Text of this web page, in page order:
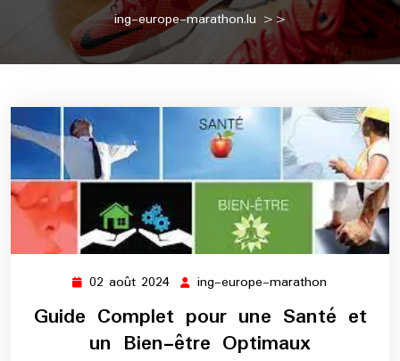
ing-europe-marathon.lu >>
02 août 2024 02
août
2024
ing-europe-marathon
europe-
marathon
Guide Complet pour une Santé et
un Bien-être Optimaux